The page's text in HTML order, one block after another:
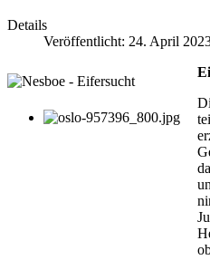
Details
Veröffentlicht: 24. April